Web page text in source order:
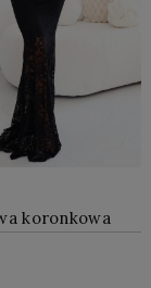
koronkowa
typu rybka z
Czarna